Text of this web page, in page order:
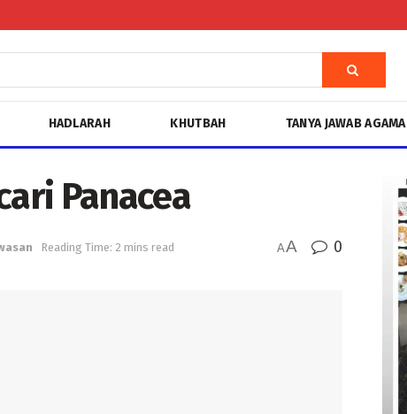
HADLARAH KHUTBAH TANYA JAWAB AGAMA
Panacea
Reading Time: 2 mins read AA 0